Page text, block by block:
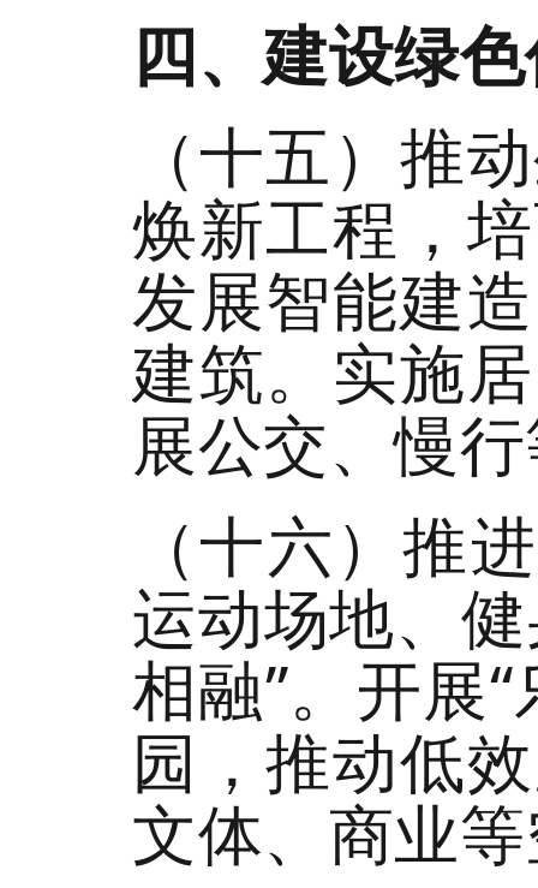
四、建设绿
（十五）推
焕新工程，
发展智能建
建筑。实施
展公交、慢
（十六）推
运动场地、
相融”。开展
园，推动低
文体、商业